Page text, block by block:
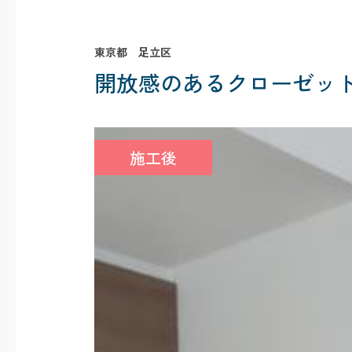
東京都 足立区
開放感のあるクローゼッ
施工後